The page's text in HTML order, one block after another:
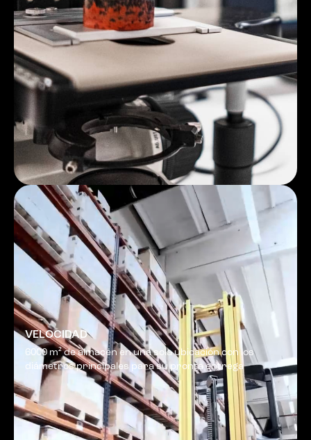
VELOCIDAD
6000 m² de almacén en una sola ubicación con los
diámetros principales para su pronta entrega